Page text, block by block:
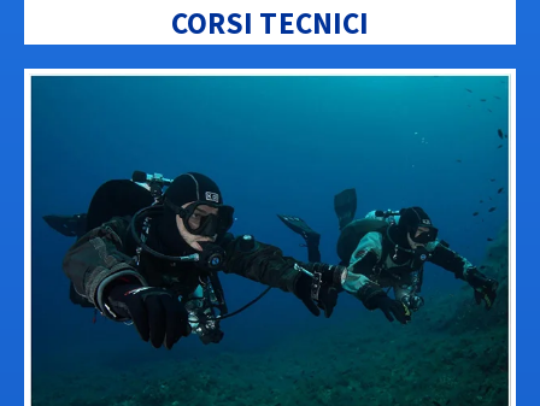
CORSI TECNICI